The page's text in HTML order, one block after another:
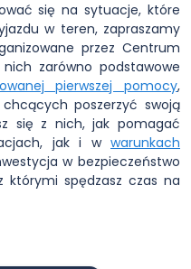
się na sytuacje, które
w teren, zapraszamy
przez Centrum
zarówno podstawowe
pierwszej pomocy,
poszerzyć swoją
się z nich, jak pomagać
jak i w warunkach
w bezpieczeństwo
którymi spędzasz czas na